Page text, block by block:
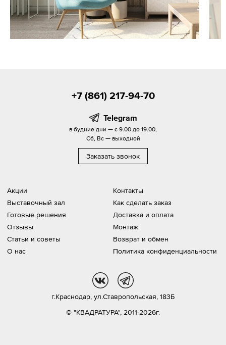
Акции
Выставочный зал
Готовые решения
Отзывы
Статьи и советы
О нас
Контакты
Как сделать заказ
Доставка и оплата
Монтаж
Возврат и обмен
Политика конфиденциальности
+7 (861) 217-94-70
Telegram
в будние дни — с 9.00 до 19.00,
Сб, Вс — выходной
Заказать звонок
© "КВАДРАТУРА", 2011-2026г.
г.Краснодар, ул.Ставропольская, 183Б
vk